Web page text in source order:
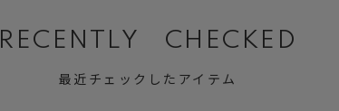
RECENTLY CHECKED
最近チェックしたアイテム